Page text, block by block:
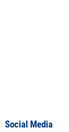
Social Media